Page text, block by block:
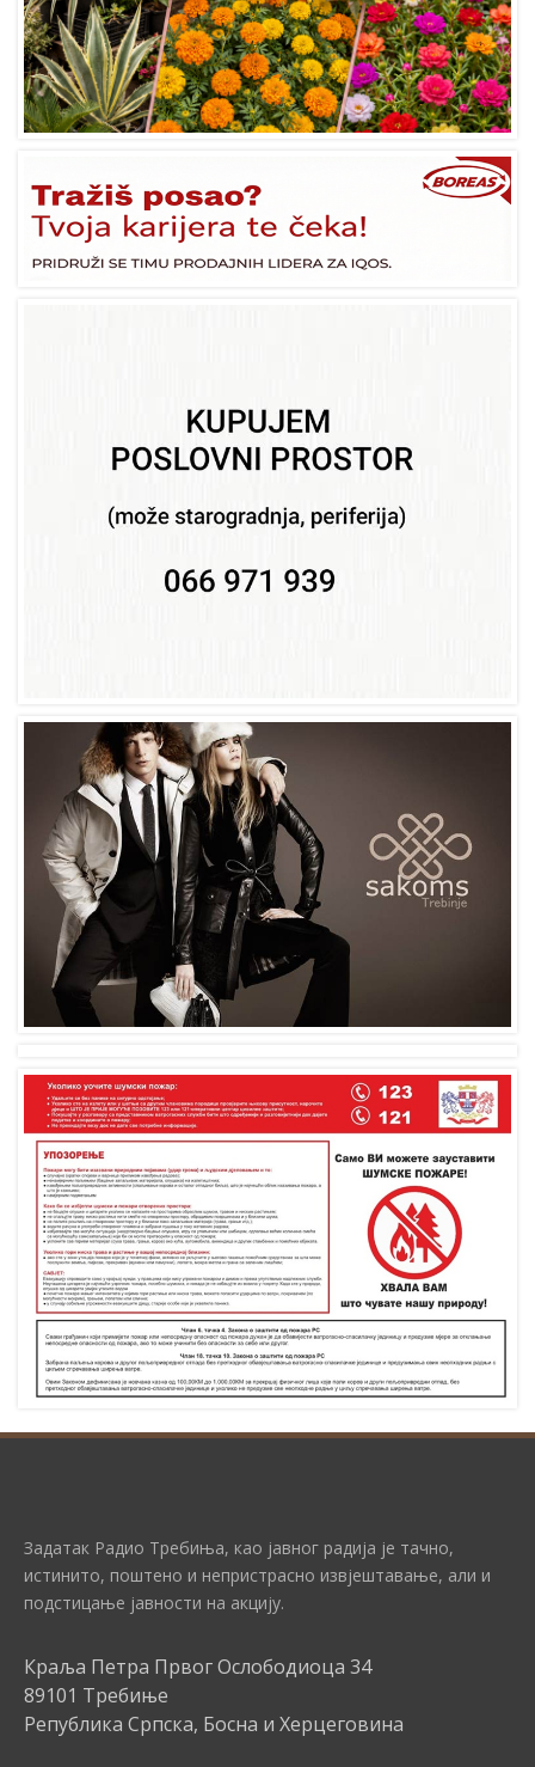
Задатак Радио Требиња, као јавног радија је тачно,
истинито, поштено и непристрасно извјештавање, али и
подстицање јавности на акцију.
Краља Петра Првог Ослободиоца 34
89101 Требиње
Република Српска, Босна и Херцеговина